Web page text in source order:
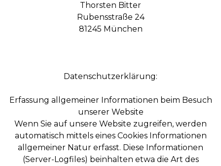
Thorsten Bitter
Rubensstraße 24
81245 München
Datenschutzerklärung:
Erfassung allgemeiner Informationen beim Besuch
unserer Website
Wenn Sie auf unsere Website zugreifen, werden
automatisch mittels eines Cookies Informationen
allgemeiner Natur erfasst. Diese Informationen
(Server-Logfiles) beinhalten etwa die Art des